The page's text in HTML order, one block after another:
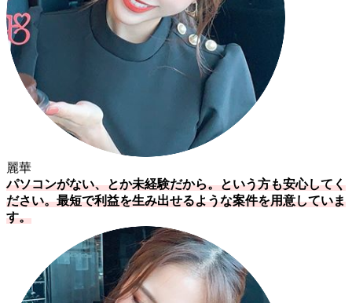
麗華
パソコンがない、とか未経験だから。という方も安心してく
ださい。最短で利益を生み出せるような案件を用意していま
す。